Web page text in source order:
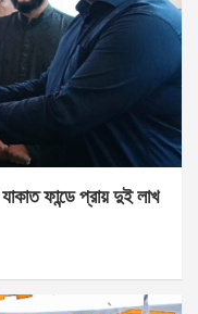
ফান্ডে প্রায় দুই লাখ